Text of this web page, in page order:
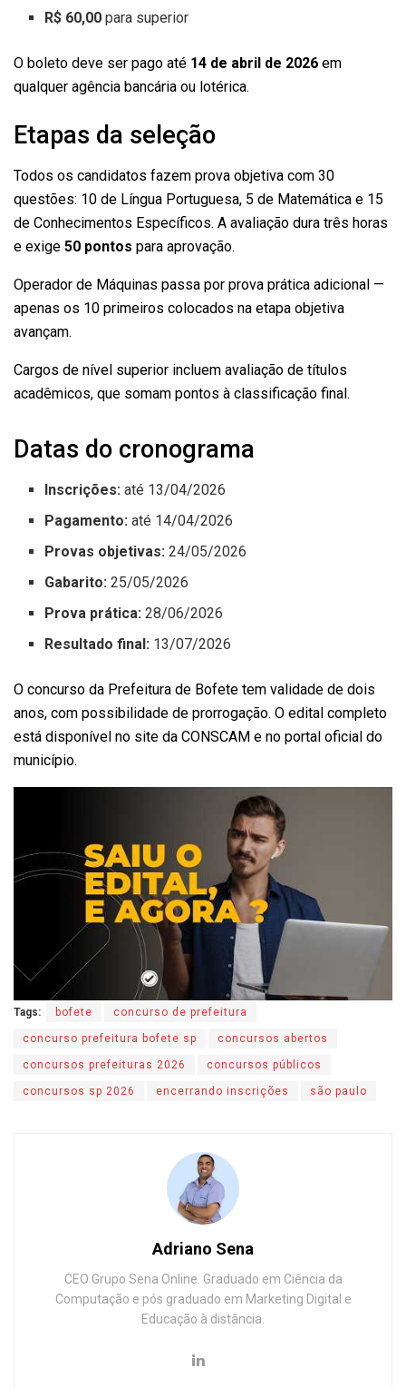
R$ 60,00 para superior
O boleto deve ser pago até 14 de abril de 2026 em
qualquer agência bancária ou lotérica.
Etapas da seleção
Todos os candidatos fazem prova objetiva com 30
questões: 10 de Língua Portuguesa, 5 de Matemática e 15
de Conhecimentos Específicos. A avaliação dura três horas
e exige 50 pontos para aprovação.
Operador de Máquinas passa por prova prática adicional —
apenas os 10 primeiros colocados na etapa objetiva
avançam.
Cargos de nível superior incluem avaliação de títulos
acadêmicos, que somam pontos à classificação final.
Datas do cronograma
Inscrições: até 13/04/2026
Pagamento: até 14/04/2026
Provas objetivas: 24/05/2026
Gabarito: 25/05/2026
Prova prática: 28/06/2026
Resultado final: 13/07/2026
O concurso da Prefeitura de Bofete tem validade de dois
anos, com possibilidade de prorrogação. O edital completo
está disponível no site da CONSCAM e no portal oficial do
município.
Tags: bofete concurso de prefeitura
concurso prefeitura bofete sp concursos abertos
concursos prefeituras 2026 concursos públicos
concursos sp 2026 encerrando inscrições são paulo
Adriano Sena
CEO Grupo Sena Online. Graduado em Ciência da
Computação e pós graduado em Marketing Digital e
Educação à distância.